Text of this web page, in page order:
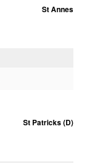
St Annes
St Patricks (D)